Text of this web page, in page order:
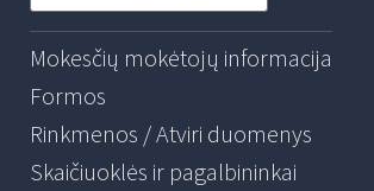
Mokesčių mokėtojų informacija
Formos
Rinkmenos / Atviri duomenys
Skaičiuoklės ir pagalbininkai